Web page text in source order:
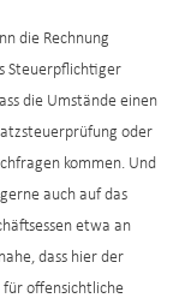
die Rechnung
Steuerpflichtiger
die Umstände einen
oder
kommen. Und
auch auf das
etwa an
dass hier der
für offensichtliche